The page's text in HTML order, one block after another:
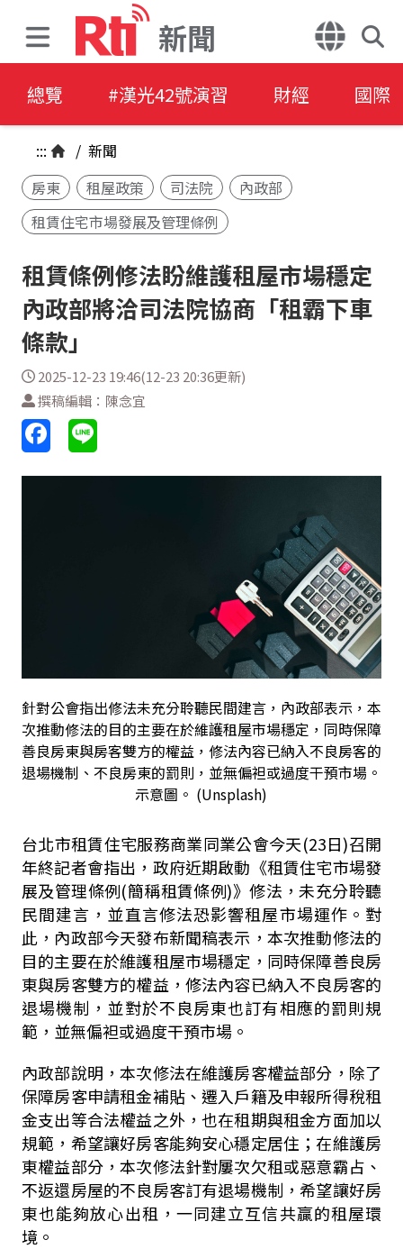
新聞
總覽 #漢光42號演習 財經 國際
::: / 新聞
房東
租屋政策 司法院
內政部
租賃住宅市場發展及管理條例
租賃條例修法盼維護租屋市場穩定
內政部將洽司法院協商「租霸下車
條款」
2025-12-23 19:46(12-23 20:36更新)
撰稿編輯：陳念宜
針對公會指出修法未充分聆聽民間建言，內政部表示，本
次推動修法的目的主要在於維護租屋市場穩定，同時保障
善良房東與房客雙方的權益，修法內容已納入不良房客的
退場機制、不良房東的罰則，並無偏袒或過度干預市場。
示意圖。 (Unsplash)
台北市租賃住宅服務商業同業公會今天(23日)召開
年終記者會指出，政府近期啟動《租賃住宅市場發
展及管理條例(簡稱租賃條例)》修法，未充分聆聽
民間建言，並直言修法恐影響租屋市場運作。對
此，內政部今天發布新聞稿表示，本次推動修法的
目的主要在於維護租屋市場穩定，同時保障善良房
東與房客雙方的權益，修法內容已納入不良房客的
退場機制，並對於不良房東也訂有相應的罰則規
範，並無偏袒或過度干預市場。
內政部說明，本次修法在維護房客權益部分，除了
保障房客申請租金補貼、遷入戶籍及申報所得稅租
金支出等合法權益之外，也在租期與租金方面加以
規範，希望讓好房客能夠安心穩定居住；在維護房
東權益部分，本次修法針對屢次欠租或惡意霸占、
不返還房屋的不良房客訂有退場機制，希望讓好房
東也能夠放心出租，一同建立互信共贏的租屋環
境。